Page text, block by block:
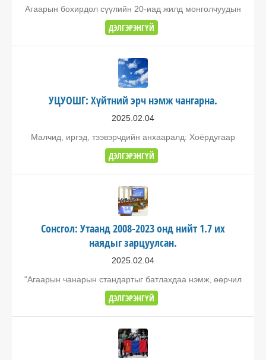
Агаарын бохирдол сүүлийн 20-иад жилд монголчуудын
ДЭЛГЭРЭНГҮЙ
УЦУОШГ: Хүйтний эрч нэмж чангарна.
2025.02.04
Малчид, иргэд, тээвэрчдийн анхааралд: Хоёрдугаар
ДЭЛГЭРЭНГҮЙ
Сонсгол: Утаанд 2008-2023 онд нийт 1.7 их
наядыг зарцуулсан.
2025.02.04
"Агаарын чанарын стандартыг батлахдаа нэмж, өөрчил
ДЭЛГЭРЭНГҮЙ